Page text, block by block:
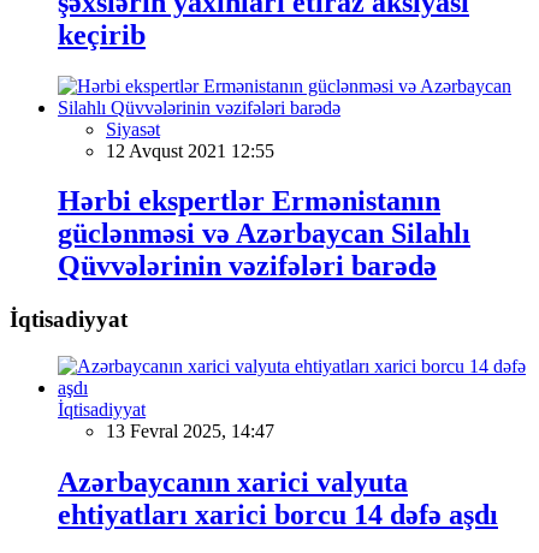
keçirib
Siyasət
12 Avqust 2021 12:55
Hərbi ekspertlər Ermənistanın
güclənməsi və Azərbaycan Silahlı
Qüvvələrinin vəzifələri barədə
İqtisadiyyat
İqtisadiyyat
13 Fevral 2025, 14:47
Azərbaycanın xarici valyuta
ehtiyatları xarici borcu 14 dəfə aşdı